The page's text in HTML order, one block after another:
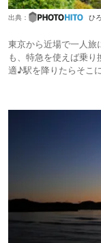
出典： ひ
東京から近場で一人旅
も、特急を使えば乗
適♪駅を降りたらそこ